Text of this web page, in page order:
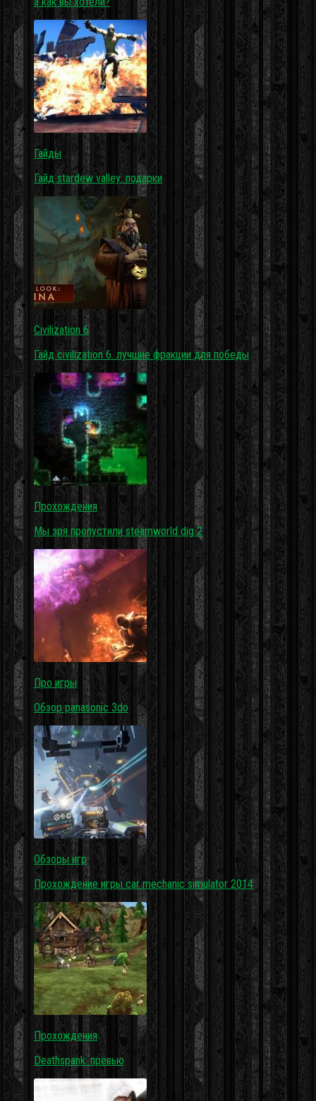
Гайды
Гайд stardew valley: подарки
Civilization 6
Гайд civilization 6. лучшие фракции для победы
Прохождения
Мы зря пропустили steamworld dig 2
Про игры
Обзор panasonic 3do
Обзоры игр
Прохождение игры car mechanic simulator 2014
Прохождения
Deathspank: превью